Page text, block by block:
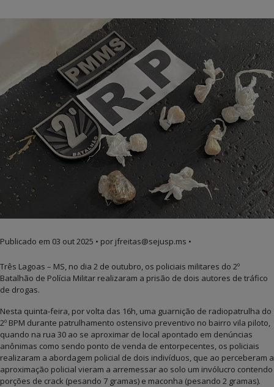
Publicado em 03 out 2025 • por jfreitas@sejusp.ms •
Três Lagoas – MS, no dia 2 de outubro, os policiais militares do 2º
Batalhão de Polícia Militar realizaram a prisão de dois autores de tráfico
de drogas.
Nesta quinta-feira, por volta das 16h, uma guarnição de radiopatrulha do
2º BPM durante patrulhamento ostensivo preventivo no bairro vila piloto,
quando na rua 30 ao se aproximar de local apontado em denúncias
anônimas como sendo ponto de venda de entorpecentes, os policiais
realizaram a abordagem policial de dois indivíduos, que ao perceberam a
aproximação policial vieram a arremessar ao solo um invólucro contendo
porções de crack (pesando 7 gramas) e maconha (pesando 2 gramas).